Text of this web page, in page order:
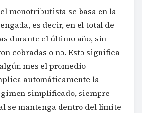
monotributista se basa en la
es decir, en el total de
durante el último año, sin
cobradas o no. Esto significa
mes el promedio
automáticamente la
simplificado, siempre
se mantenga dentro del límite